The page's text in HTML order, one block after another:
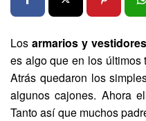
Losarmarios y vestidores
es algo que en los últimos
Atrás quedaron los
algunos cajones. Ahora
Tanto así que muchos